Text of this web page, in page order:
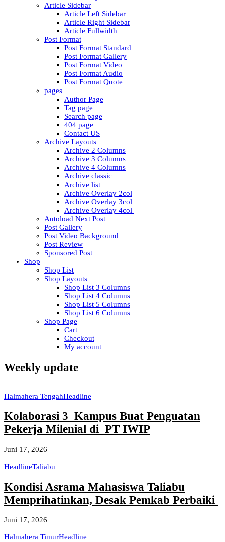
Article Sidebar
Article Left Sidebar
Article Right Sidebar
Article Fullwidth
Post Format
Post Format Standard
Post Format Gallery
Post Format Video
Post Format Audio
Post Format Quote
pages
Author Page
Tag page
Search page
404 page
Contact US
Archive Layouts
Archive 2 Columns
Archive 3 Columns
Archive 4 Columns
Archive classic
Archive list
Archive Overlay 2col
Archive Overlay 3col
Archive Overlay 4col
Autoload Next Post
Post Gallery
Post Video Background
Post Review
Sponsored Post
Shop
Shop List
Shop Layouts
Shop List 3 Columns
Shop List 4 Columns
Shop List 5 Columns
Shop List 6 Columns
Shop Page
Cart
Checkout
My account
Weekly update
Halmahera TengahHeadline
Kolaborasi 3 Kampus Buat Penguatan
Pekerja Milenial di PT IWIP
Juni 17, 2026
HeadlineTaliabu
Kondisi Asrama Mahasiswa Taliabu
Memprihatinkan, Desak Pemkab Perbaiki
Juni 17, 2026
Halmahera TimurHeadline